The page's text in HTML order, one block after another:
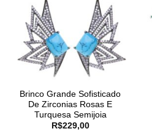
Brinco Grande Sofisticado
De Zirconias Rosas E
Turquesa Semijoia
R$229,00